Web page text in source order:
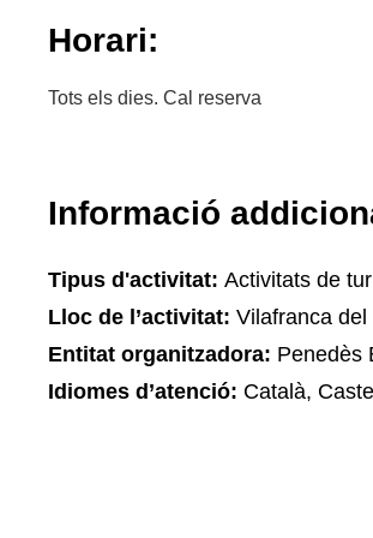
Horari:
Tots els dies. Cal reserva
Informació
Tipus d'activitat: Activitats de
Lloc de l’activitat: Vilafranca del
Entitat organitzadora: Penedès
Idiomes d’atenció: Català,